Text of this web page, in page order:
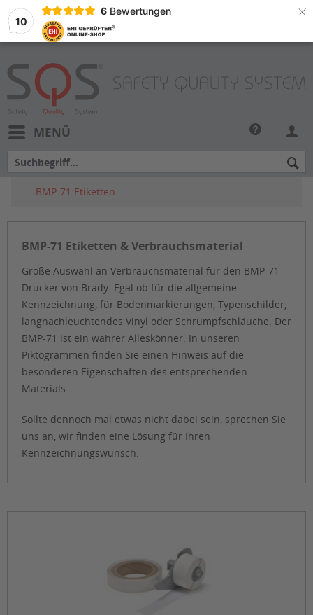
10
6 Bewertungen ×
MENÜ
BMP-71 Etiketten
BMP-71 Etiketten & Verbrauchsmaterial
Große Auswahl an Verbrauchsmaterial für den BMP-71
Drucker von Brady. Egal ob für die allgemeine
Kennzeichnung, für Bodenmarkierungen, Typenschilder,
langnachleuchtendes Vinyl oder Schrumpfschläuche. Der
BMP-71 ist ein wahrer Alleskönner. In unseren
Piktogrammen finden Sie einen Hinweis auf die
besonderen Eigenschaften des entsprechenden
Materials.
Sollte dennoch mal etwas nicht dabei sein, sprechen Sie
uns an, wir finden eine Lösung für Ihren
Kennzeichnungswunsch.